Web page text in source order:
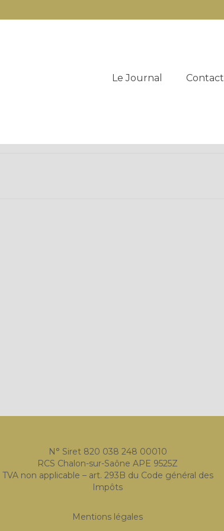
Le Journal Contact
N° Siret 820 038 248 00010
RCS Chalon-sur-Saône APE 9525Z
TVA non applicable – art. 293B du Code général des
Impôts
Mentions légales